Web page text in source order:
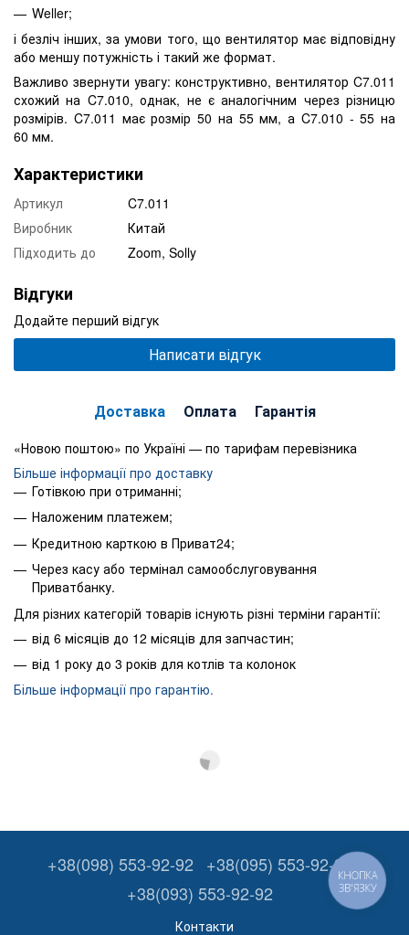
Weller;
і безліч інших, за умови того, що вентилятор має відповідну
або меншу потужність і такий же формат.
Важливо звернути увагу: конструктивно, вентилятор C7.011
схожий на C7.010, однак, не є аналогічним через різницю
розмірів. C7.011 має розмір 50 на 55 мм, а C7.010 - 55 на
60 мм.
Характеристики
Артикул
C7.011
Виробник
Китай
Підходить до
Zoom, Solly
Відгуки
Додайте перший відгук
Написати відгук
Доставка Оплата Гарантія
«Новою поштою» по Україні — по тарифам перевізника
Більше інформації про доставку
Готівкою при отриманні;
Наложеним платежем;
Кредитною карткою в Приват24;
Через касу або термінал самообслуговування
Приватбанку.
Для різних категорій товарів існують різні терміни гарантії:
від 6 місяців до 12 місяців для запчастин;
від 1 року до 3 років для котлів та колонок
Більше інформації про гарантію.
+38(098) 553-92-92
+38(095) 553-92-92
+38(093) 553-92-92
Контакти
КНОПКА
ЗВ'ЯЗКУ